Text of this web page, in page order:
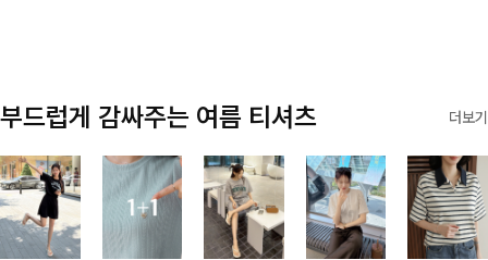
부드럽게 감싸주는 여름 티셔츠 더보기